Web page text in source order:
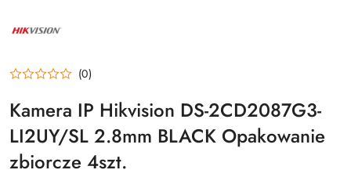
HIKVISION
(0)
Kamera IP Hikvision DS-2CD2087G3-
LI2UY/SL 2.8mm BLACK Opakowanie
zbiorcze 4szt.